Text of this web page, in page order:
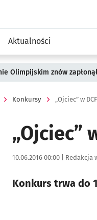
Aktualności
Olimpijskim znów zapłonął
Konkursy „Ojciec” w
„Ojciec”
Data publikacji:
10.06.2016 00:00 | Autor:
Redakcja
Konkurs trwa do